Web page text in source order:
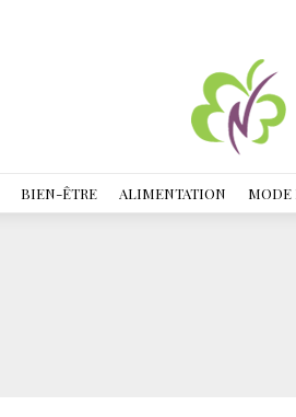
BIEN-ÊTRE ALIMENTATION MODE